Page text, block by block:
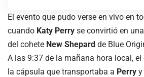
El evento que pudo verse en vivo en
cuando Katy Perry se convirtió en
del cohete New Shepard de Blue
A las 9:37 de la mañana hora local, el
la cápsula que transportaba a Perry y